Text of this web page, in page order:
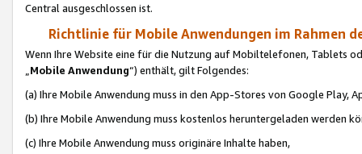
Central ausgeschlossen ist.
Richtlinie für Mobile Anwendungen im Rahmen
Wenn Ihre Website eine für die Nutzung auf Mobiltelefonen, Tablets
„Mobile Anwendung“) enthält, gilt Folgendes:
(a) Ihre Mobile Anwendung muss in den App-Stores von Google Play,
(b) Ihre Mobile Anwendung muss kostenlos heruntergeladen werden
(c) Ihre Mobile Anwendung muss originäre Inhalte haben,